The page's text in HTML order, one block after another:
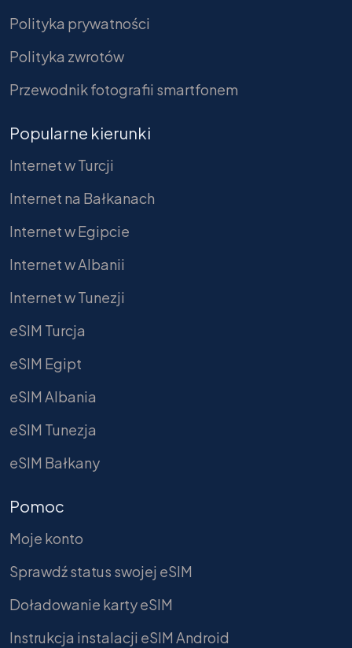
Polityka prywatności
Polityka zwrotów
Przewodnik fotografii smartfonem
Popularne kierunki
Internet w Turcji
Internet na Bałkanach
Internet w Egipcie
Internet w Albanii
Internet w Tunezji
eSIM Turcja
eSIM Egipt
eSIM Albania
eSIM Tunezja
eSIM Bałkany
Pomoc
Moje konto
Sprawdź status swojej eSIM
Doładowanie karty eSIM
Instrukcja instalacji eSIM Android